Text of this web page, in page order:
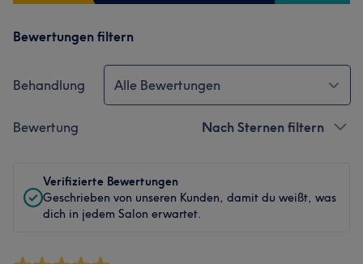
Bewertungen filtern
Behandlung Alle Bewertungen
Bewertung Nach Sternen filtern
Verifizierte Bewertungen
Geschrieben von unseren Kunden, damit du weißt, was
dich in jedem Salon erwartet.